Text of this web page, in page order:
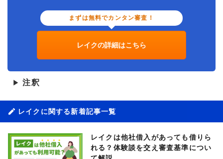
まずは無料でカンタン審査！
レイクの詳細はこちら
▶ 注釈
レイクに関する新着記事一覧
レイクは他社借入があっても借りら
れる？体験談を交え審査基準につい